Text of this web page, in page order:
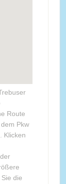
Route
Pkw
Klicken
die